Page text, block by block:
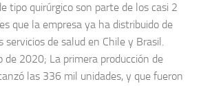
tipo quirúrgico son parte de los casi 2
que la empresa ya ha distribuido de
de salud en Chile y Brasil.
de 2020; La primera producción de
las 336 mil unidades, y que fueron